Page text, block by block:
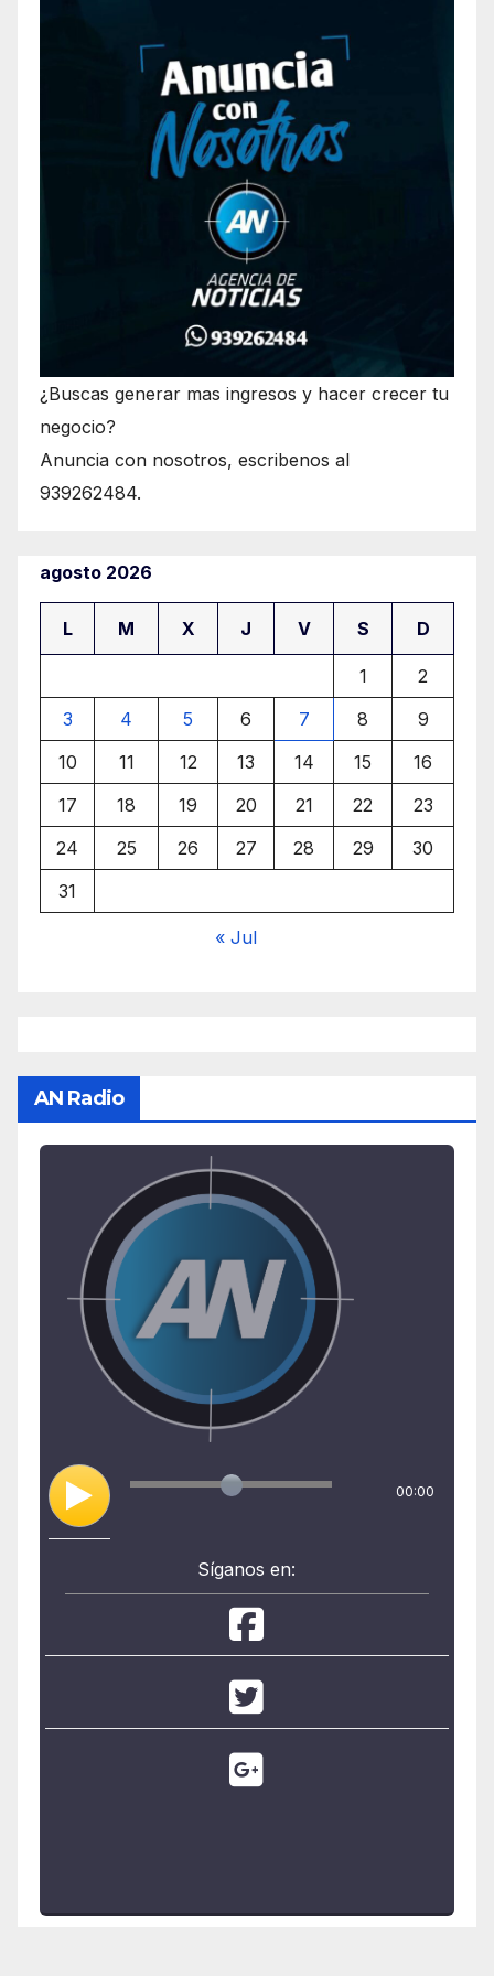
¿Buscas generar mas ingresos y hacer crecer tu
negocio?
Anuncia con nosotros, escribenos al
939262484.
agosto 2026
L M X J V S D
1
2
3
4 5 6 7 8
9
10
11 12 13 14 15
16
17
18 19 20 21 22
23
24
25 26 27 28 29
30
31
« Jul
AN Radio
00:00
Síganos en: